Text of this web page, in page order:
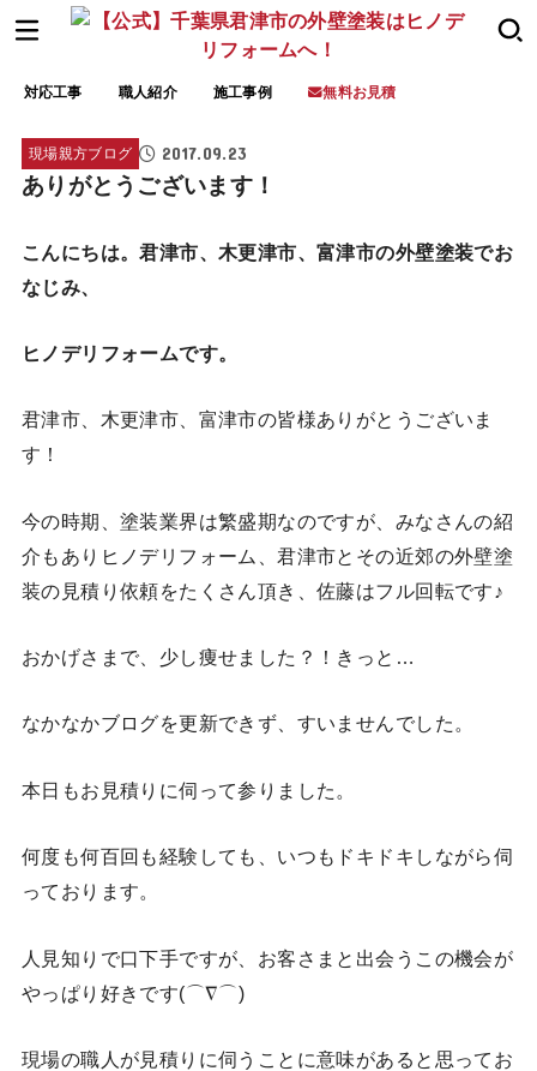
対応工事 職人紹介 施工事例 無料お見積
現場親方ブログ 2017.09.23
ありがとうございます！
こんにちは。君津市、木更津市、富津市の外壁塗装でお
なじみ、
ヒノデリフォームです。
君津市、木更津市、富津市の皆様ありがとうございま
す！
今の時期、塗装業界は繁盛期なのですが、みなさんの紹
介もありヒノデリフォーム、君津市とその近郊の外壁塗
装の見積り依頼をたくさん頂き、佐藤はフル回転です♪
おかげさまで、少し痩せました？！きっと…
なかなかブログを更新できず、すいませんでした。
本日もお見積りに伺って参りました。
何度も何百回も経験しても、いつもドキドキしながら伺
っております。
人見知りで口下手ですが、お客さまと出会うこの機会が
やっぱり好きです(⌒∇⌒)
現場の職人が見積りに伺うことに意味があると思ってお